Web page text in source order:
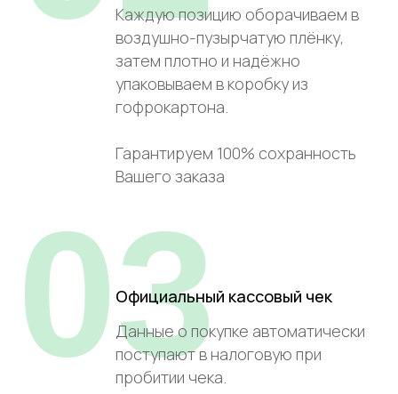
Каждую позицию оборачиваем в
воздушно-пузырчатую плёнку,
затем плотно и надёжно
упаковываем в коробку из
гофрокартона.
Гарантируем 100% сохранность
Вашего заказа
Официальный кассовый чек
Данные о покупке автоматически
поступают в налоговую при
пробитии чека.
03